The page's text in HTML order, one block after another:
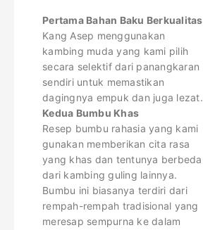
Pertama Bahan Baku Berkualitas
Kang Asep menggunakan
kambing muda yang kami pilih
secara selektif dari panangkaran
sendiri untuk memastikan
dagingnya empuk dan juga lezat.
Kedua Bumbu Khas
Resep bumbu rahasia yang kami
gunakan memberikan cita rasa
yang khas dan tentunya berbeda
dari kambing guling lainnya.
Bumbu ini biasanya terdiri dari
rempah-rempah tradisional yang
meresap sempurna ke dalam